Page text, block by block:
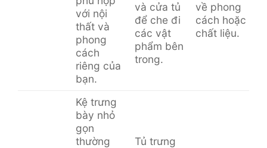
với nội
thất và
phong
cách
riêng của
bạn.
và cửa tủ
để che đi
các vật
phẩm bên
trong.
về phong
cách hoặc
chất liệu.
Kệ trưng
bày nhỏ
gọn
thường
Tủ trưng